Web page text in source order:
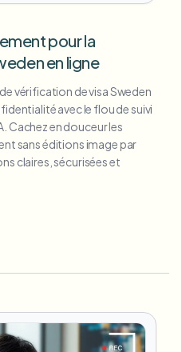
pour la
en ligne
vérification de visa Sweden
avec le flou de suivi
Cachez en douceur les
sans éditions image par
claires, sécurisées et